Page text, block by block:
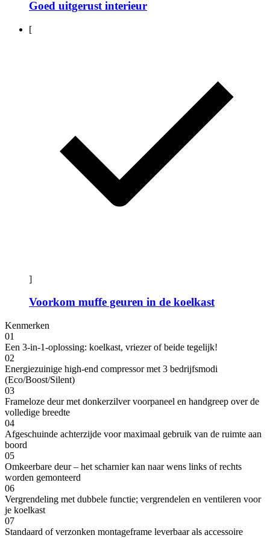
Goed uitgerust interieur
[
]
Voorkom muffe geuren in de koelkast
Kenmerken
01
Een 3-in-1-oplossing: koelkast, vriezer of beide tegelijk!
02
Energiezuinige high-end compressor met 3 bedrijfsmodi
(Eco/Boost/Silent)
03
Frameloze deur met donkerzilver voorpaneel en handgreep over de
volledige breedte
04
Afgeschuinde achterzijde voor maximaal gebruik van de ruimte aan
boord
05
Omkeerbare deur – het scharnier kan naar wens links of rechts
worden gemonteerd
06
Vergrendeling met dubbele functie; vergrendelen en ventileren voor
je koelkast
07
Standaard of verzonken montageframe leverbaar als accessoire